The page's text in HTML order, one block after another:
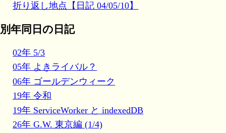
折り返し地点【日記 04/05/10】
別年同日の日記
02年 5/3
05年 よきライバル？
06年 ゴールデンウィーク
19年 令和
19年 ServiceWorker と indexedDB
26年 G.W. 東京編 (1/4)